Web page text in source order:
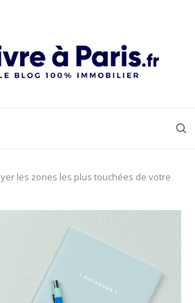
les zones les plus touchées de votre